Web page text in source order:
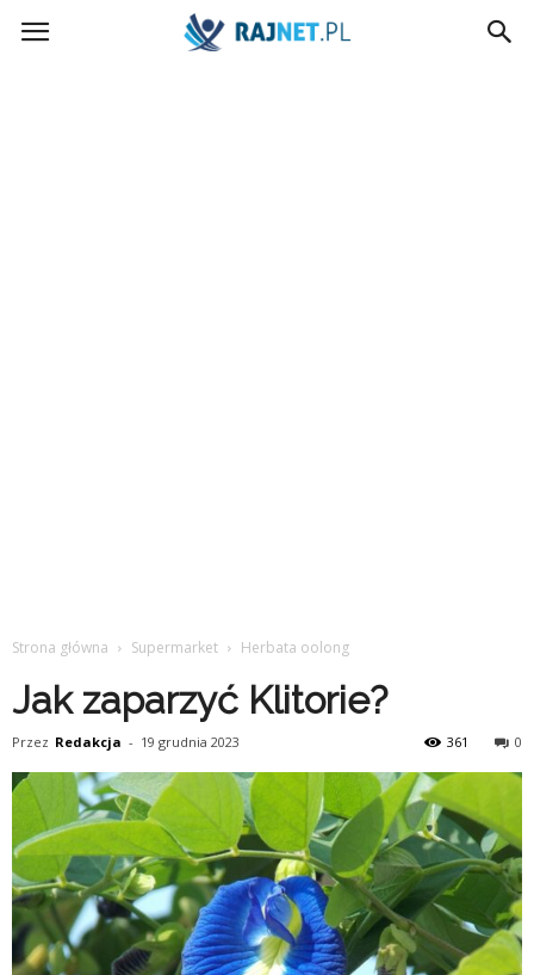
rajnet.pl
Strona główna Supermarket Herbata oolong
Jak zaparzyć Klitorie?
Przez Redakcja - 19 grudnia 2023 0
361